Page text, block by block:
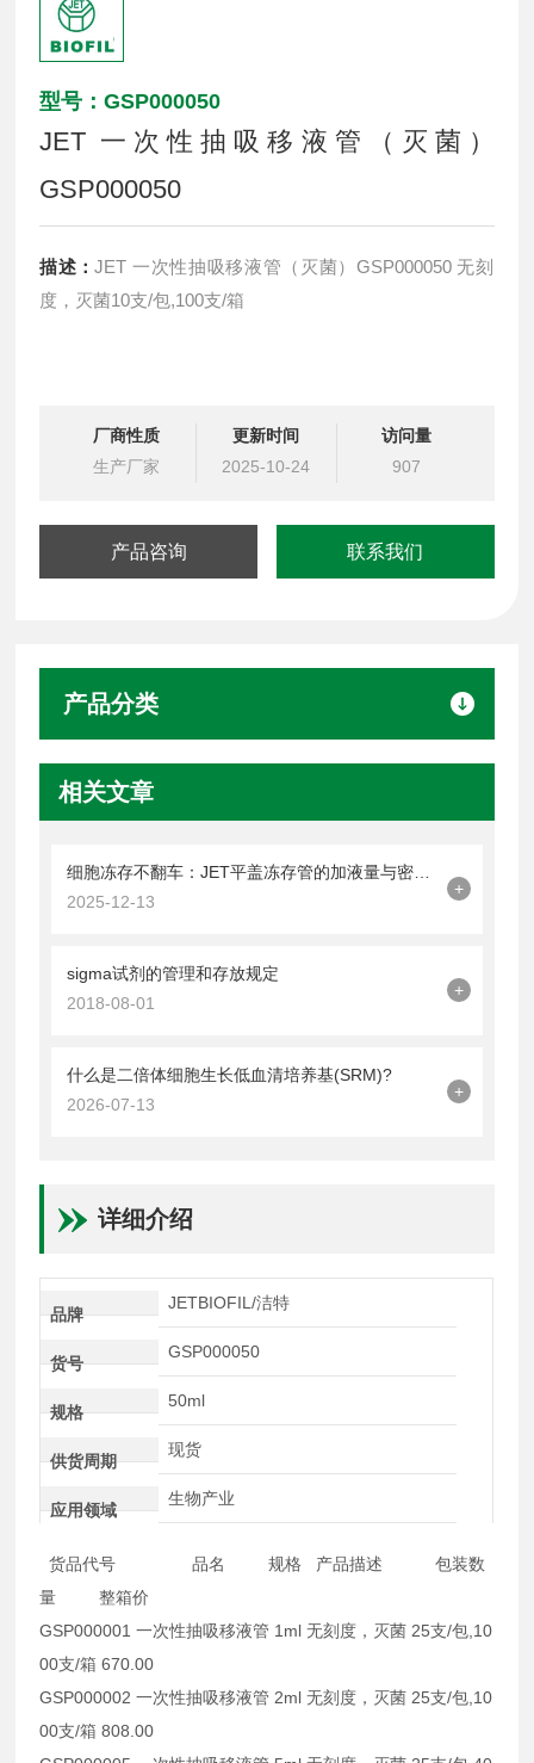
型号：GSP000050
JET 一次性抽吸移液管（灭菌）
GSP000050
描述：JET 一次性抽吸移液管（灭菌）GSP000050 无刻
度，灭菌10支/包,100支/箱
厂商性质
生产厂家
更新时间
2025-10-24
访问量
907
产品咨询 联系我们
产品分类
相关文章
2025-12-13
+
sigma试剂的管理和存放规定
2018-08-01
+
什么是二倍体细胞生长低血清培养基(SRM)?
2026-07-13
+
详细介绍
品牌
JETBIOFIL/洁特
货号
GSP000050
规格
50ml
供货周期
现货
应用领域
生物产业
货品代号 品名 规格 产品描述 包装数
量 整箱价
GSP000001 一次性抽吸移液管 1ml 无刻度，灭菌 25支/包,10
00支/箱 670.00
GSP000002 一次性抽吸移液管 2ml 无刻度，灭菌 25支/包,10
00支/箱 808.00